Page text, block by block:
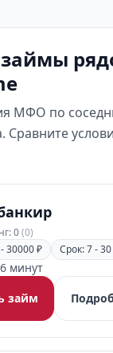
МФО по
Сравните
0(0)
30000 ₽ Срок: 7 -
минут
займ